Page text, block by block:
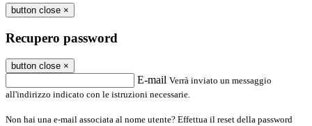
button close ×
Recupero password
button close ×
E-mail Verrà inviato un messaggio
all'indirizzo indicato con le istruzioni necessarie.
Non hai una e-mail associata al nome utente? Effettua il reset della password